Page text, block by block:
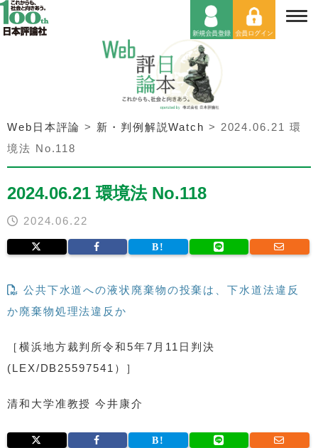
Web日本評論 > 新・判例解説Watch > 2024.06.21 環
境法 No.118
2024.06.21 環境法 No.118
2024.06.22
公共下水道への液状廃棄物の投棄は、下水道法違反
か廃棄物処理法違反か
［横浜地方裁判所令和5年7月11日判決
(LEX/DB25597541）］
清和大学准教授 今井康介